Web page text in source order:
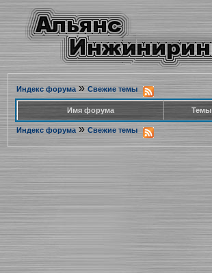
Индекс форума» Свежие темы
Имя форума Темы
Индекс форума » Свежие темы